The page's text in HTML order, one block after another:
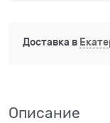
Доставка в
Описание